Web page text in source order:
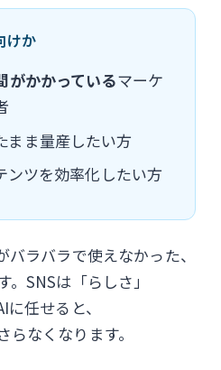
けか
がかかっているマーケ
まま量産したい方
ンツを効率化したい方
ラバラで使えなかった、
SNSは「らしさ」
任せると、
なくなります。